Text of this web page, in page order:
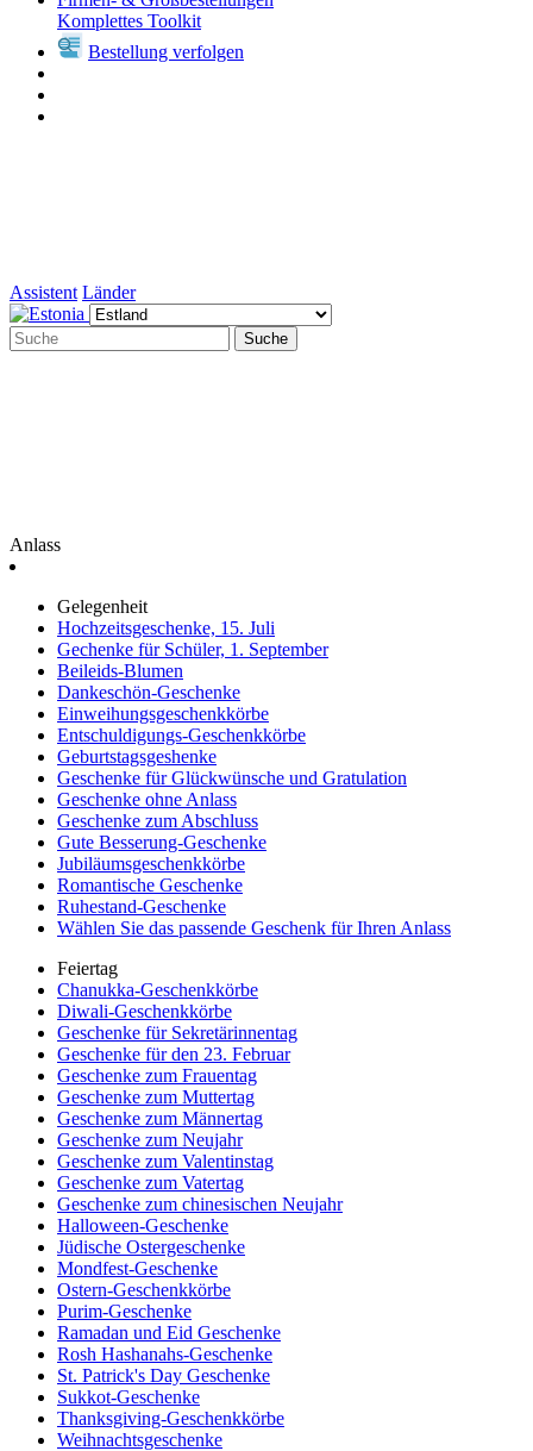
Komplettes Toolkit
Bestellung verfolgen
Assistent Länder
Suche
Anlass
Gelegenheit
Hochzeitsgeschenke, 15. Juli
Gechenke für Schüler, 1. September
Beileids-Blumen
Dankeschön-Geschenke
Einweihungsgeschenkkörbe
Entschuldigungs-Geschenkkörbe
Geburtstagsgeshenke
Geschenke für Glückwünsche und Gratulation
Geschenke ohne Anlass
Geschenke zum Abschluss
Gute Besserung-Geschenke
Jubiläumsgeschenkkörbe
Romantische Geschenke
Ruhestand-Geschenke
Wählen Sie das passende Geschenk für Ihren Anlass
Feiertag
Chanukka-Geschenkkörbe
Diwali-Geschenkkörbe
Geschenke für Sekretärinnentag
Geschenke für den 23. Februar
Geschenke zum Frauentag
Geschenke zum Muttertag
Geschenke zum Männertag
Geschenke zum Neujahr
Geschenke zum Valentinstag
Geschenke zum Vatertag
Geschenke zum chinesischen Neujahr
Halloween-Geschenke
Jüdische Ostergeschenke
Mondfest-Geschenke
Ostern-Geschenkkörbe
Purim-Geschenke
Ramadan und Eid Geschenke
Rosh Hashanahs-Geschenke
St. Patrick's Day Geschenke
Sukkot-Geschenke
Thanksgiving-Geschenkkörbe
Weihnachtsgeschenke